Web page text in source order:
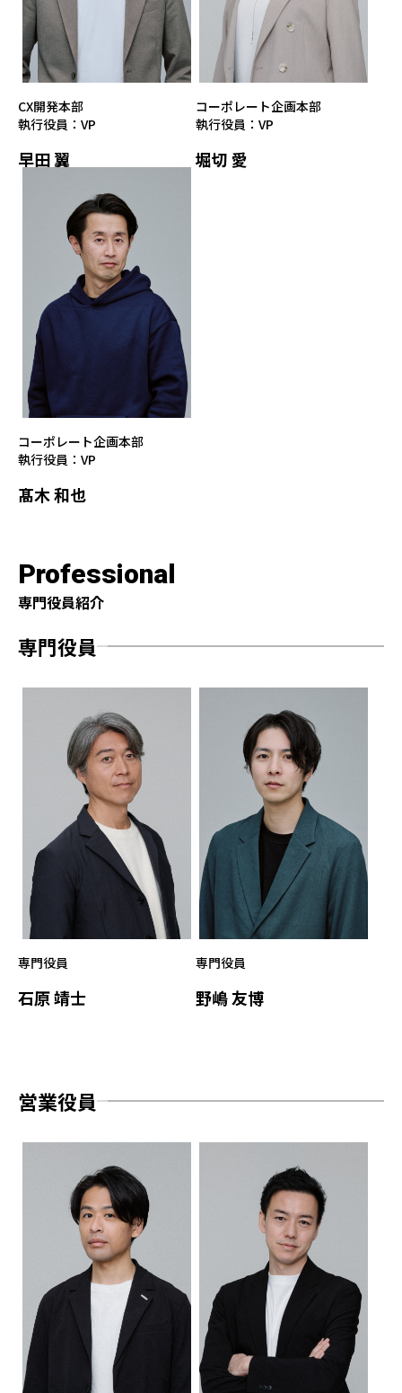
CX開発本部
執行役員：VP
早田 翼
コーポレート企画本部
執行役員：VP
堀切 愛
コーポレート企画本部
執行役員：VP
髙木 和也
Professional
専門役員紹介
専門役員
専門役員
石原 靖士
専門役員
野嶋 友博
営業役員